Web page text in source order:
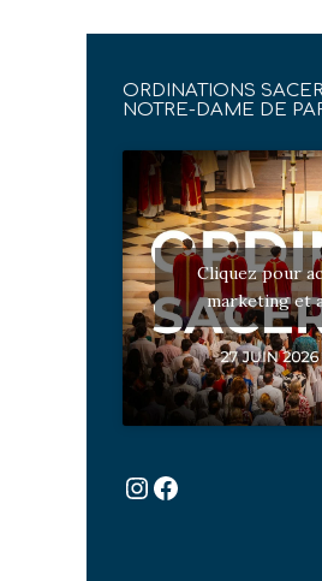
ORDINATIONS
NOTRE-DAME DE
Cliquez pour
marketing et
Instagram
Facebook